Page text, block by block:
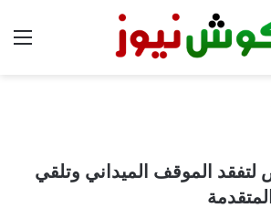
الموقف الميداني وتلقي